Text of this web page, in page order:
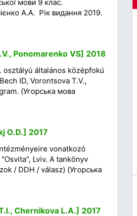
мови 9 клас.
А.А. Рік видання 2019.
Ponomarenko VS] 2018
általános középfokú
ID, Vorontsova T.V.,
(Угорська мова
O.D.] 2017
vonatkozó
Lviv. A tankönyv
/ DDH / válasz) (Угорська
Chernikova L.A.] 2017